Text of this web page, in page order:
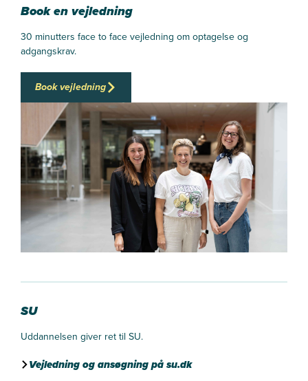
Book en vejledning
30 minutters face to face vejledning om optagelse og
adgangskrav.
Book vejledning
SU
Uddannelsen giver ret til SU.
Vejledning og ansøgning på su.dk